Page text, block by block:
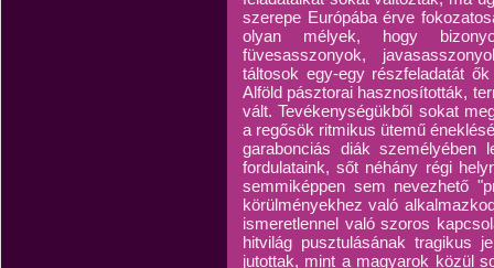
szerepe Európába érve
olyan mélyek, hogy
füvesasszonyok,
táltosok egy-egy részfeladatát
Alföld pásztorai hasznosították,
vált. Tevékenységükből sokat
a regősök ritmikus ütemű
garabonciás diák személyében
fordulataink, sőt néhány régi
semmiképpen sem nevezhető
körülményekhez való
ismeretlennel való szoros
hitvilág pusztulásának tragikus
jutottak, mint a magyarok közül